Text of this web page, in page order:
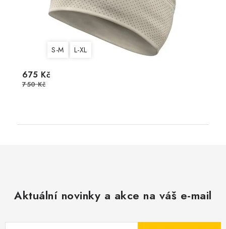
S-M L-XL
675 Kč
750 Kč
Aktuální novinky a akce na váš e-mail